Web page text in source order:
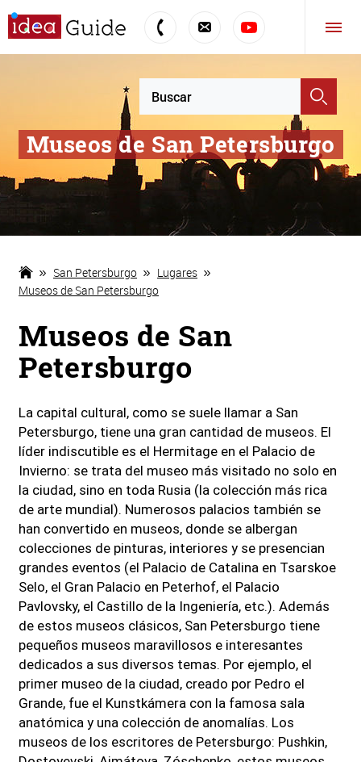
Museos de San Petersburgo
San Petersburgo
Lugares
Museos de San Petersburgo
Museos de San
Petersburgo
La capital cultural, como se suele llamar a San
Petersburgo, tiene una gran cantidad de museos. El
líder indiscutible es el Hermitage en el Palacio de
Invierno: se trata del museo más visitado no solo en
la ciudad, sino en toda Rusia (la colección más rica
de arte mundial). Numerosos palacios también se
han convertido en museos, donde se albergan
colecciones de pinturas, interiores y se presencian
grandes eventos (el Palacio de Catalina en Tsarskoe
Selo, el Gran Palacio en Peterhof, el Palacio
Pavlovsky, el Castillo de la Ingeniería, etc.). Además
de estos museos clásicos, San Petersburgo tiene
pequeños museos maravillosos e interesantes
dedicados a sus diversos temas. Por ejemplo, el
primer museo de la ciudad, creado por Pedro el
Grande, fue el Kunstkámera con la famosa sala
anatómica y una colección de anomalías. Los
museos de los escritores de Petersburgo: Pushkin,